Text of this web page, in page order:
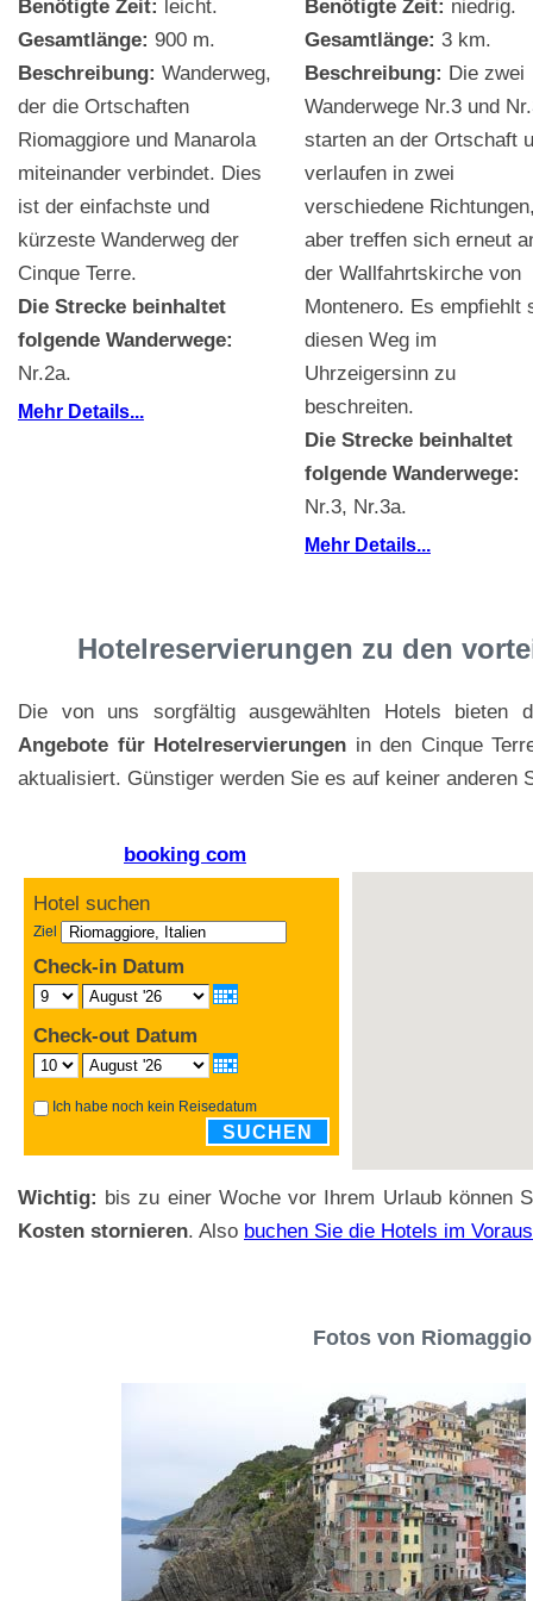
Benötigte Zeit: leicht.
Gesamtlänge: 900 m.
Beschreibung: Wanderweg,
der die Ortschaften
Riomaggiore und Manarola
miteinander verbindet. Dies
ist der einfachste und
kürzeste Wanderweg der
Cinque Terre.
Die Strecke beinhaltet
folgende Wanderwege:
Nr.2a.
Mehr Details...
Benötigte Zeit: niedrig.
Gesamtlänge: 3 km.
Beschreibung: Die zwei
Wanderwege Nr.3 und
starten an der Ortschaft
verlaufen in zwei
verschiedene
aber treffen sich erneut
der Wallfahrtskirche von
Montenero. Es empfiehlt
diesen Weg im
Uhrzeigersinn zu
beschreiten.
Die Strecke beinhaltet
folgende Wanderwege:
Nr.3, Nr.3a.
Mehr Details...
Hotelreservierungen zu den
Die von uns sorgfältig ausgewählten Hotels bieten
Angebote für Hotelreservierungen in den Cinque
aktualisiert. Günstiger werden Sie es auf keiner anderen
booking com
Hotel suchen
Ziel
Check-in Datum
Check-out Datum
Ich habe noch kein Reisedatum
SUCHEN
Wichtig: bis zu einer Woche vor Ihrem Urlaub können
Kosten stornieren. Also buchen Sie die Hotels im Voraus
Fotos von